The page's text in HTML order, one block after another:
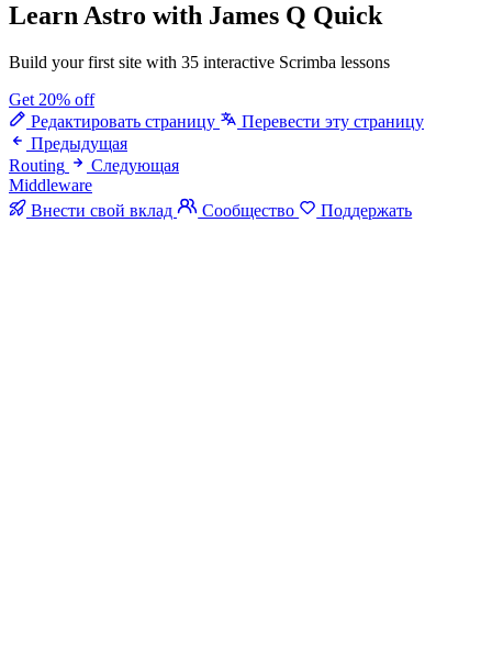
Learn Astro with James Q Quick
Build your first site with 35 interactive Scrimba lessons
Get 20% off
Редактировать страницу
Перевести эту страницу
Предыдущая
Routing
Следующая
Middleware
Внести свой вклад
Сообщество Поддержать